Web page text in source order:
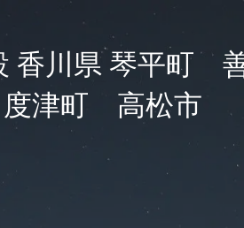
香川県 琴平
度津町 高松市